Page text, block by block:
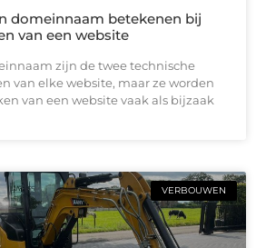
domeinnaam betekenen bij
van een website
zijn de twee technische
van elke website, maar ze worden
van een website vaak als bijzaak
VERBOUWEN